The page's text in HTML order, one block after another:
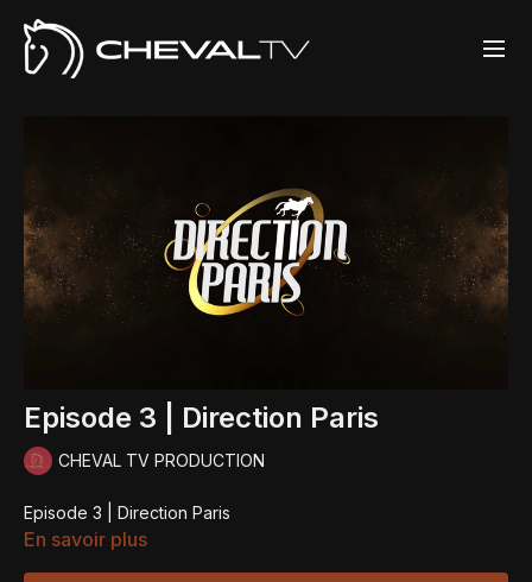
Episode 3 | Direction Paris
CHEVAL TV PRODUCTION
Episode 3 | Direction Paris
En savoir plus